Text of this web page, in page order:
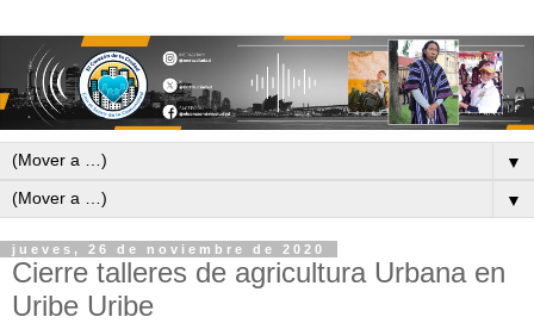
▼
▼
jueves, 26 de noviembre de 2020
Cierre talleres de agricultura Urbana en
Uribe Uribe